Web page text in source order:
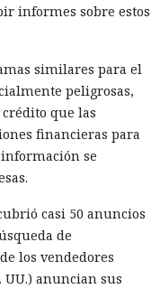
informes sobre estos
similares para el
peligrosas,
que las
financieras para
se
casi 50 anuncios
de
los vendedores
anuncian sus